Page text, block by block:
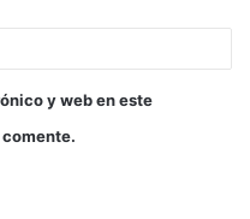
y web en este